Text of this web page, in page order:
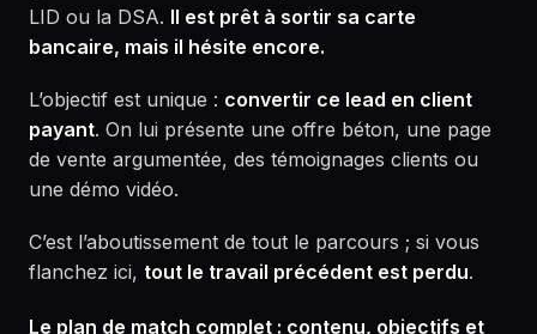
LID ou la DSA. Il est prêt à sortir sa carte
bancaire, mais il hésite encore.
L’objectif est unique : convertir ce lead en client
payant. On lui présente une offre béton, une page
de vente argumentée, des témoignages clients ou
une démo vidéo.
C’est l’aboutissement de tout le parcours ; si vous
flanchez ici, tout le travail précédent est perdu.
Le plan de match complet : contenu, objectifs et